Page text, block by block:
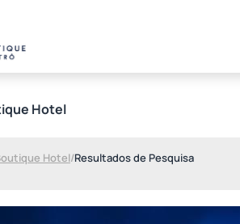
Hotel
Hotel/Resultados de Pesquisa